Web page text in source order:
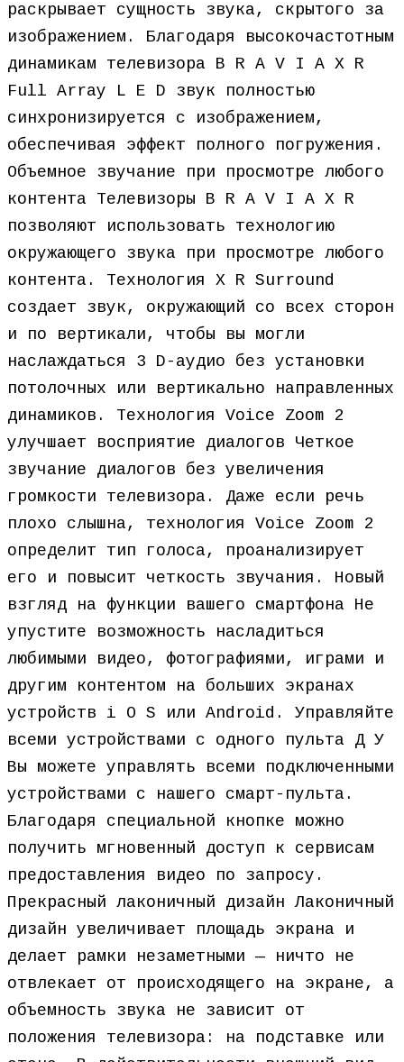
раскрывает сущность звука, скрытого за
изображением. Благодаря высокочастотным
динамикам телевизора B R A V I A X R
Full Array L E D звук полностью
синхронизируется с изображением,
обеспечивая эффект полного погружения.
Объемное звучание при просмотре любого
контента Телевизоры B R A V I A X R
позволяют использовать технологию
окружающего звука при просмотре любого
контента. Технология X R Surround
создает звук, окружающий со всех сторон
и по вертикали, чтобы вы могли
наслаждаться 3 D-аудио без установки
потолочных или вертикально направленных
динамиков. Технология Voice Zoom 2
улучшает восприятие диалогов Четкое
звучание диалогов без увеличения
громкости телевизора. Даже если речь
плохо слышна, технология Voice Zoom 2
определит тип голоса, проанализирует
его и повысит четкость звучания. Новый
взгляд на функции вашего смартфона Не
упустите возможность насладиться
любимыми видео, фотографиями, играми и
другим контентом на больших экранах
устройств i O S или Android. Управляйте
всеми устройствами с одного пульта Д У
Вы можете управлять всеми подключенными
устройствами с нашего смарт-пульта.
Благодаря специальной кнопке можно
получить мгновенный доступ к сервисам
предоставления видео по запросу.
Прекрасный лаконичный дизайн Лаконичный
дизайн увеличивает площадь экрана и
делает рамки незаметными — ничто не
отвлекает от происходящего на экране, а
объемность звука не зависит от
положения телевизора: на подставке или